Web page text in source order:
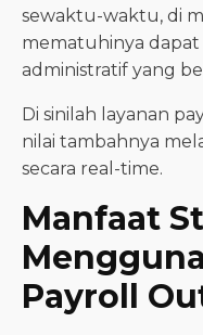
sewaktu-waktu, di
mematuhinya
administratif yang
Di sinilah layanan
nilai tambahnya
secara real-time.
Manfaat
Payroll